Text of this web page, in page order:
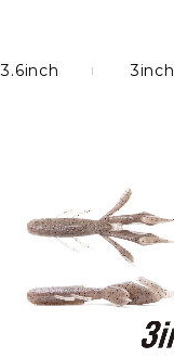
3.6inch 3inch